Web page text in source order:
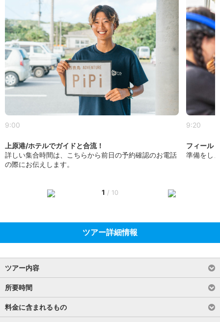
9:00
上原港/ホテルでガイドと合流！
詳しい集合時間は、こちらから前日の予約確認のお電話
の際にお伝えします。
9:20
フィール
準備をし
1 / 10
ツアー詳細情報
ツアー内容
所要時間
料金に含まれるもの